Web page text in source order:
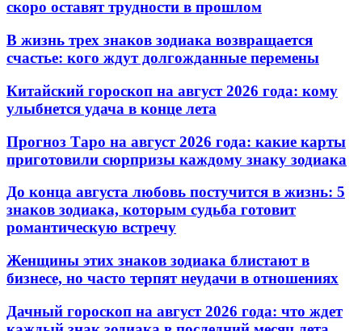
скоро оставят трудности в прошлом
В жизнь трех знаков зодиака возвращается
счастье: кого ждут долгожданные перемены
Китайский гороскоп на август 2026 года: кому
улыбнется удача в конце лета
Прогноз Таро на август 2026 года: какие карты
приготовили сюрпризы каждому знаку зодиака
До конца августа любовь постучится в жизнь: 5
знаков зодиака, которым судьба готовит
романтическую встречу
Женщины этих знаков зодиака блистают в
бизнесе, но часто терпят неудачи в отношениях
Дачный гороскоп на август 2026 года: что ждет